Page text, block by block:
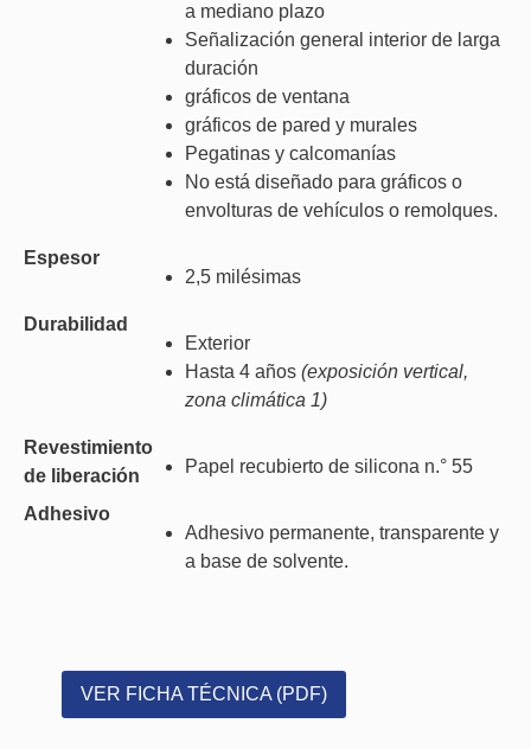
a mediano plazo
Señalización general interior de larga
duración
gráficos de ventana
gráficos de pared y murales
Pegatinas y calcomanías
No está diseñado para gráficos o
envolturas de vehículos o remolques.
Espesor
2,5 milésimas
Durabilidad
Exterior
Hasta 4 años(exposición vertical,
zona climática 1)
Revestimiento
de liberación
Papel recubierto de silicona n.° 55
Adhesivo
Adhesivo permanente, transparente y
a base de solvente.
VER FICHA TÉCNICA (PDF)